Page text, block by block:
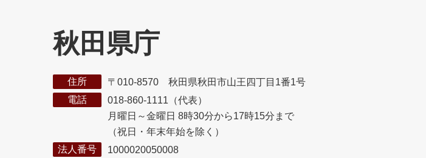
秋田県庁
住所
〒010-8570 秋田県秋田市山王四丁目1番1号
電話
018-860-1111（代表）
月曜日～金曜日 8時30分から17時15分まで
（祝日・年末年始を除く）
法人番号
1000020050008